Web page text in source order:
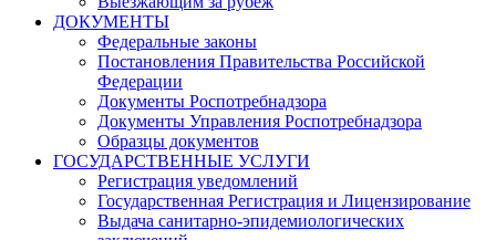
ДОКУМЕНТЫ
Федеральные законы
Постановления Правительства Российской
Федерации
Документы Роспотребнадзора
Документы Управления Роспотребнадзора
Образцы документов
ГОСУДАРСТВЕННЫЕ УСЛУГИ
Регистрация уведомлений
Государственная Регистрация и Лицензирование
Выдача санитарно-эпидемиологических